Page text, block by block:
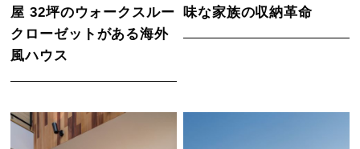
屋 32坪のウォークスルー
クローゼットがある海外
風ハウス
味な家族の収納革命